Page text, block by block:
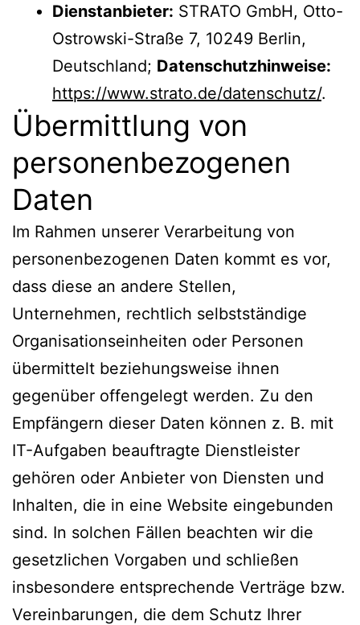
Dienstanbieter: STRATO GmbH, Otto-
Ostrowski-Straße 7, 10249 Berlin,
Deutschland; Datenschutzhinweise:
https://www.strato.de/datenschutz/.
Übermittlung von
personenbezogenen
Daten
Im Rahmen unserer Verarbeitung von
personenbezogenen Daten kommt es vor,
dass diese an andere Stellen,
Unternehmen, rechtlich selbstständige
Organisationseinheiten oder Personen
übermittelt beziehungsweise ihnen
gegenüber offengelegt werden. Zu den
Empfängern dieser Daten können z. B. mit
IT-Aufgaben beauftragte Dienstleister
gehören oder Anbieter von Diensten und
Inhalten, die in eine Website eingebunden
sind. In solchen Fällen beachten wir die
gesetzlichen Vorgaben und schließen
insbesondere entsprechende Verträge bzw.
Vereinbarungen, die dem Schutz Ihrer